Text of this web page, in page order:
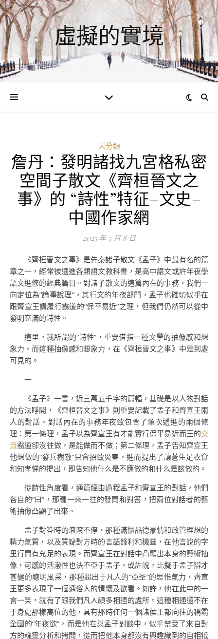
虛擬的實境
未分類
詹丹：發明諸找九宮格私密
空間子散文《齊桓晉文之
事》的 “詩性”特征–文史–
中國作家網
2025 年 3 月 8 日
《齊桓晉文之事》是先秦諸子散文《孟子》中最有名的篇
章之一，經常被選進各類語文教科書，是高中語文或許年夜學
語文進修的經典篇目。對諸子散文的這篇內在的事務，我們一
向定位為“論事說理”，其行文的年夜部門，孟子也確切似乎在
跟齊宣王講履行霸道的“保平易近”之理，但我們仍然可以從中
發明充滿的詩性。
這里，我所謂的“詩性”，重要借指一種文學的抽像感和想
象力，而這種抽像感和想象力，在《齊桓晉文之事》中是到處
可見的。
一
《孟子》一書，近三萬五千字的篇幅，基礎是以人物對話
的方法睜開，《齊桓晉文之事》則重要記載了孟子和齊宣王兩
人的對話。對話內在的事務年夜致包含了順次遞進的兩個條
理：第一條理，孟子以為齊宣王有才能實行保平易近而王的交
流霸道卻沒往做，是能做而不做；第二條理，孟子告知齊宣王
他想做的“發兵樹敵”只會招致災害，進而提出了讓蒼生足衣食
和知孝悌的提出，即告知他什么是不應做的和什么是該做的。
從詩性角度看，通篇經由過程孟子和齊宣王的對話，他們
各自的“曰”，那種一來一往的發問和對答，把兩位對話者的藝
術抽像凸顯了出來。
孟子對答時的滾滾不停，那種滿懷品德豪情和政管理想的
精力氣質，以及質疑對方時的言語鋒利和機靈，在他言說的字
里行間有充足的表現。而齊宣王在對話中凸顯出本身的藝術抽
像，可感的活潑性也決不亞于孟子。或許說，比擬于孟子辯才
甚健的聰明風采，那種超出于凡人的“亞圣”的思惟氣力，齊宣
王更多表現了一個通俗人的情懷及欲看。如許，他在此中的一
言一笑，就有了跟我們凡人頗多相通的處所。這種相通還不在
于身處那樣高位的他，具有那時任何一個諸侯王都向往的稱霸
全國的“年夜欲”，而是他在與孟子對談中，似乎禁受了來自對
方的魂靈分析和拷問，從而把他本身都沒有興趣識到的自相牴